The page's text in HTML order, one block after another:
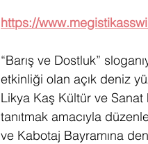
https://
“Barış ve Dostluk”
etkinliği olan açık deniz
Likya Kaş Kültür ve
tanıtmak amacıyla
ve Kabotaj Bayramına